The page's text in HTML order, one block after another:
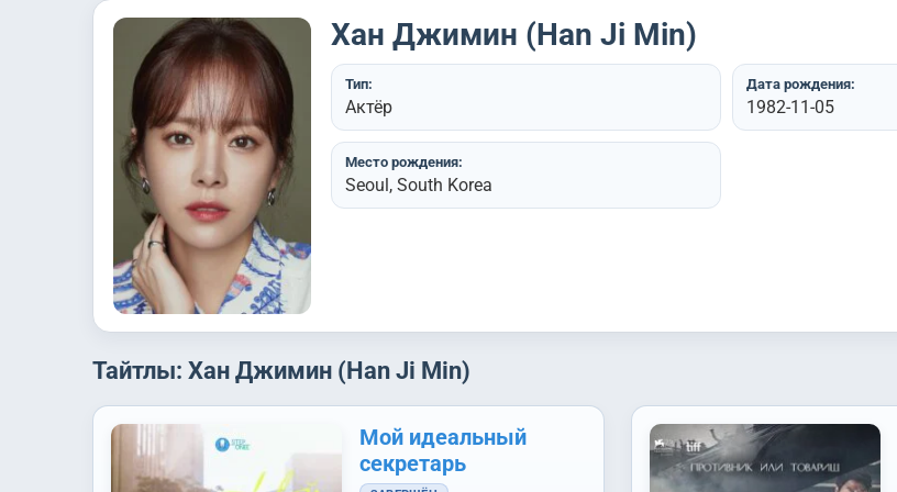
Хан Джимин (Han Ji Min)
Тип:
Актёр
Дата рождения:
1982-11-05
Место рождения:
Seoul, South Korea
Тайтлы: Хан Джимин (Han Ji Min)
Мой идеальный
секретарь